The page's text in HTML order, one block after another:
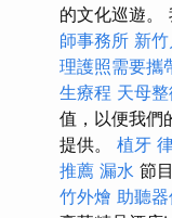
的文化巡遊。
師事務所 新
理護照需要攜
生療程 天母
值，以便我們
提供。 植牙
推薦 漏水 節
竹外燴 助聽